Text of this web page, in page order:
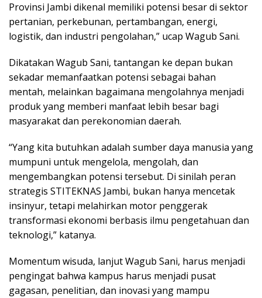
Provinsi Jambi dikenal memiliki potensi besar di sektor
pertanian, perkebunan, pertambangan, energi,
logistik, dan industri pengolahan,” ucap Wagub Sani.
Dikatakan Wagub Sani, tantangan ke depan bukan
sekadar memanfaatkan potensi sebagai bahan
mentah, melainkan bagaimana mengolahnya menjadi
produk yang memberi manfaat lebih besar bagi
masyarakat dan perekonomian daerah.
“Yang kita butuhkan adalah sumber daya manusia yang
mumpuni untuk mengelola, mengolah, dan
mengembangkan potensi tersebut. Di sinilah peran
strategis STITEKNAS Jambi, bukan hanya mencetak
insinyur, tetapi melahirkan motor penggerak
transformasi ekonomi berbasis ilmu pengetahuan dan
teknologi,” katanya.
Momentum wisuda, lanjut Wagub Sani, harus menjadi
pengingat bahwa kampus harus menjadi pusat
gagasan, penelitian, dan inovasi yang mampu